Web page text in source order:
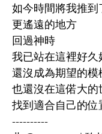
如今時間將我推到
更遙遠的地方
回過神時
我已站在這裡好久
還沒成為期望的模
也還沒在這偌大的
找到適合自己的位
----------